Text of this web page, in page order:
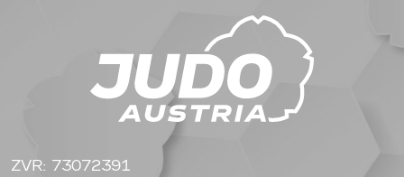
ZVR: 73072391